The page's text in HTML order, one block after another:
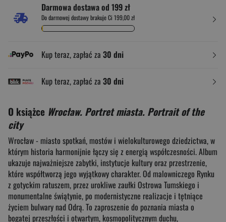
Darmowa dostawa od 199 zł
Do darmowej dostawy brakuje Ci 199,00 zł
Kup teraz, zapłać za 30 dni
Kup teraz, zapłać za 30 dni
O książce Wrocław. Portret miasta. Portrait of the
city
Wrocław - miasto spotkań, mostów i wielokulturowego dziedzictwa, w
którym historia harmonijnie łączy się z energią współczesności. Album
ukazuje najważniejsze zabytki, instytucje kultury oraz przestrzenie,
które współtworzą jego wyjątkowy charakter. Od malowniczego Rynku
z gotyckim ratuszem, przez urokliwe zaułki Ostrowa Tumskiego i
monumentalne świątynie, po modernistyczne realizacje i tętniące
życiem bulwary nad Odrą. To zaproszenie do poznania miasta o
bogatej przeszłości i otwartym, kosmopolitycznym duchu,